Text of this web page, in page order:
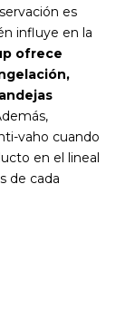
es
influye en la
ofrece
vaho cuando
en el lineal
de cada